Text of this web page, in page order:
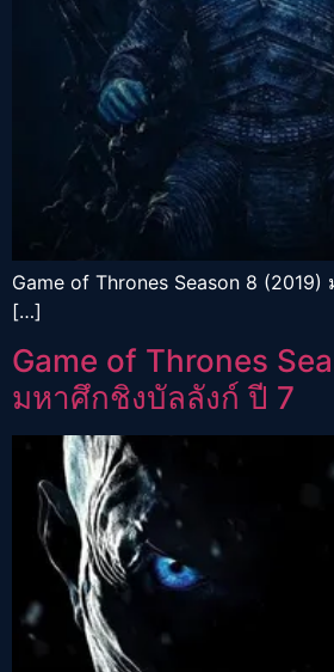
Game of Thrones Season 8
[…]
Game of Thrones
มหาศึกชิงบัลลังก์ ปี 7